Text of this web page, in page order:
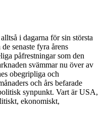
i dagarna för sin största
senaste fyra årens
påfrestningar som den
svämmar nu över av
obegripliga och
och års befarade
synpunkt. Vart är USA,
ekonomiskt,